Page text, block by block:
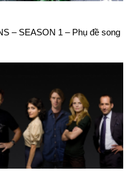
– SEASON 1 – Phụ đề song